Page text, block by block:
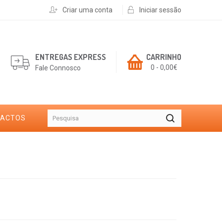
Criar uma conta Iniciar sessão
CARRINHO
0 - 0,00€
ENTREGAS EXPRESS
Fale Connosco